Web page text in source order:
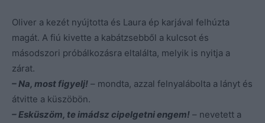
Oliver a kezét nyújtotta és Laura ép karjával felhúzta
magát. A fiú kivette a kabátzsebből a kulcsot és
másodszori próbálkozásra eltalálta, melyik is nyitja a
zárat.
– Na, most figyelj! – mondta, azzal felnyalábolta a lányt és
átvitte a küszöbön.
– Esküszöm, te imádsz cipelgetni engem! – nevetett a